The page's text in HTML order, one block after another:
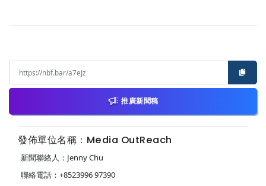
推廣新聞稿
發佈單位名稱：Media OutReach
新聞聯絡人：Jenny Chu
聯絡電話：+8523996 97390